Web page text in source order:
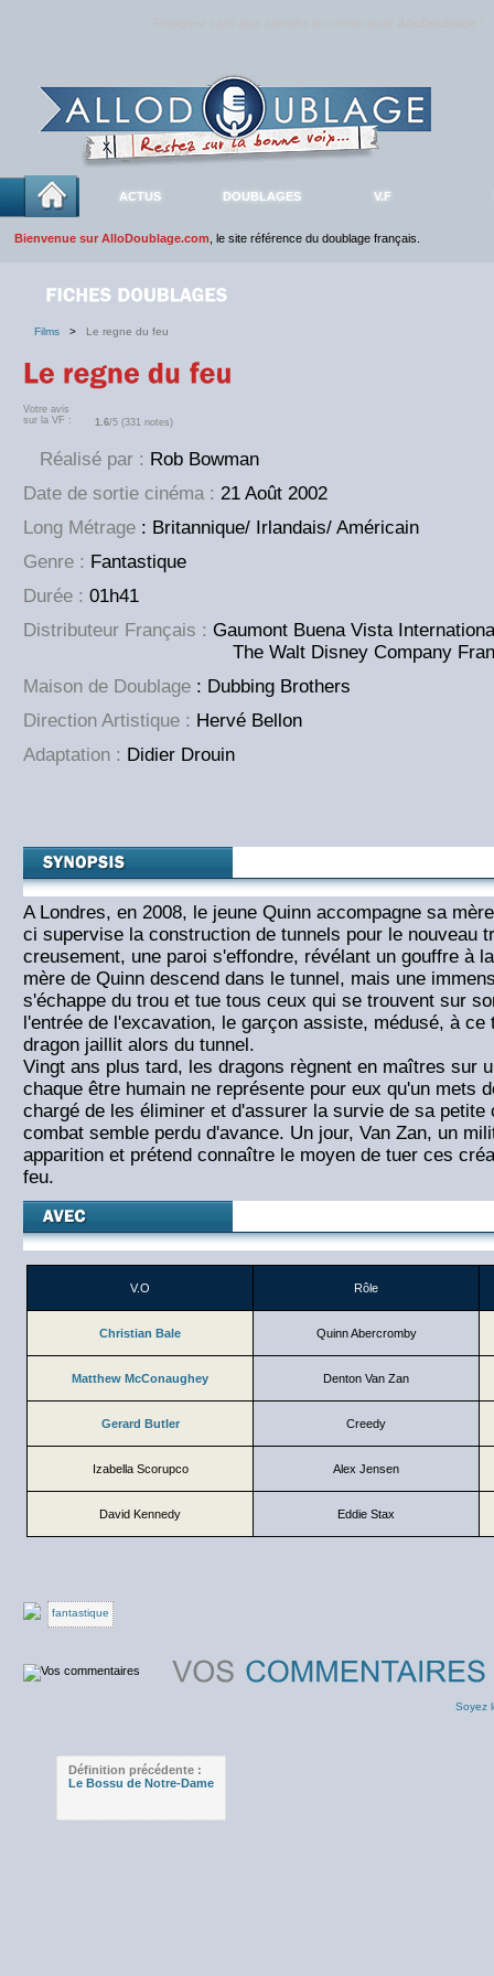
ACTUS DOUBLAGES V.F
Bienvenue sur AlloDoublage.com , le site référence du doublage français.
Films > Le regne du feu
Votre avis
sur la VF :
1.6/5 (331 notes)
Réalisé par : Rob Bowman
Date de sortie cinéma : 21 Août 2002
Long Métrage : Britannique/ Irlandais/ Américain
Genre : Fantastique
Durée : 01h41
Distributeur Français : Gaumont Buena Vista
The Walt Disney Company
Maison de Doublage : Dubbing Brothers
Direction Artistique : Hervé Bellon
Adaptation : Didier Drouin
A Londres, en 2008, le jeune Quinn accompagne sa
ci supervise la construction de tunnels pour le nouveau
creusement, une paroi s'effondre, révélant un gouffre à
mère de Quinn descend dans le tunnel, mais une
s'échappe du trou et tue tous ceux qui se trouvent sur
l'entrée de l'excavation, le garçon assiste, médusé, à ce
dragon jaillit alors du tunnel.
Vingt ans plus tard, les dragons règnent en maîtres sur
chaque être humain ne représente pour eux qu'un mets
chargé de les éliminer et d'assurer la survie de sa petite
combat semble perdu d'avance. Un jour, Van Zan, un
apparition et prétend connaître le moyen de tuer ces
feu.
V.O Rôle
Christian Bale Quinn Abercromby
Matthew McConaughey Denton Van Zan
Gerard Butler Creedy
Izabella Scorupco Alex Jensen
David Kennedy Eddie Stax
fantastique
Soyez
Définition précédente :
Le Bossu de Notre-Dame